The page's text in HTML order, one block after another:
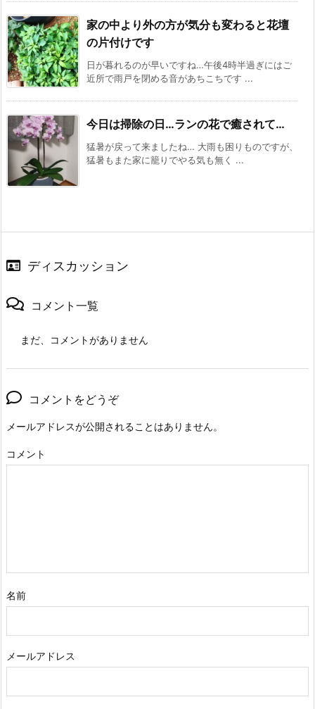
家の中より外の方が気分も変わると花壇
の片付けです
日が暮れるのが早いですね…午後4時半過ぎにはご
近所で雨戸を閉める音があちこちです ...
今日は掃除の日…ランの花で癒されて…
猛暑が戻って来ましたね… 大雨も困りものですが、
猛暑もまた家に籠りでやる気も無く ...
ディスカッション
コメント一覧
まだ、コメントがありません
コメントをどうぞ
メールアドレスが公開されることはありません。
コメント
名前
メールアドレス